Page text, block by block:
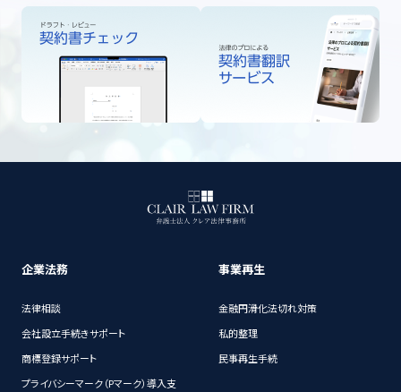
企業法務
法律相談
会社設立手続きサポート
商標登録サポート
プライバシーマーク（Pマーク）導入支
事業再生
金融円滑化法切れ対策
私的整理
民事再生手続